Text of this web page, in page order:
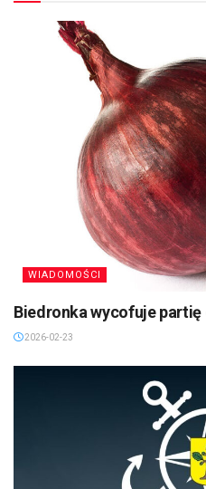
WIADOMOŚCI
Biedronka wycofuje
2026-02-23